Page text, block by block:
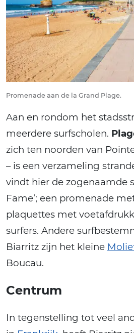
Promenade aan de la Grand Plage.
Aan en rondom het
meerdere surfscholen.
zich ten noorden van
– is een verzameling
vindt hier de zogenaamde
Fame’; een promenade
plaquettes met
surfers. Andere
Biarritz zijn het kleine
Boucau.
Centrum
In tegenstelling tot veel